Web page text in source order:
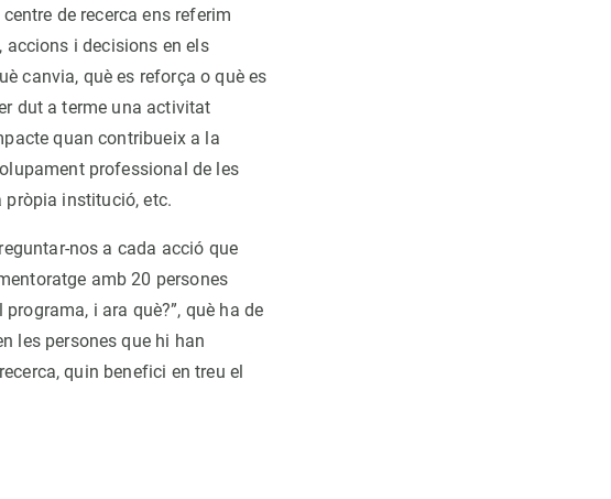
de recerca ens referim
accions i decisions en els
canvia, què es reforça o què es
dut a terme una activitat
quan contribueix a la
professional de les
pròpia institució, etc.
nos a cada acció que
amb 20 persones
i ara què?”, què ha de
les persones que hi han
quin benefici en treu el